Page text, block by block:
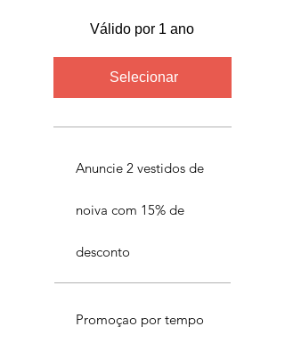
Válido por 1 ano
Selecionar
Anuncie 2 vestidos de
noiva com 15% de
desconto
Promoçao por tempo